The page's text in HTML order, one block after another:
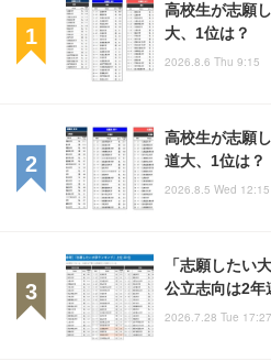
高校生が志願
大、1位は？
2026.8.6 Thu 9:15
高校生が志願
道大、1位は？
2026.8.5 Wed 12:15
「志願したい
公立志向は2年
2026.7.28 Tue 17:27